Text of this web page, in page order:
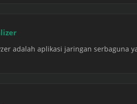
adalah aplikasi jaringan serbaguna